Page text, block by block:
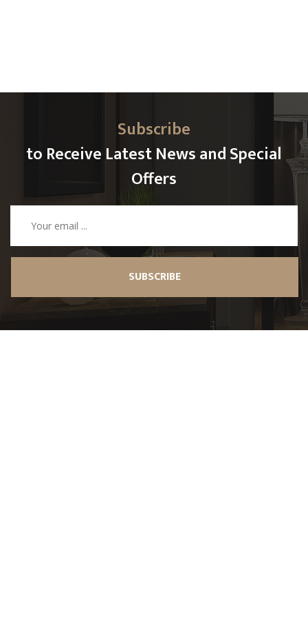
Subscribe
to Receive Latest News and Special
Offers
SUBSCRIBE